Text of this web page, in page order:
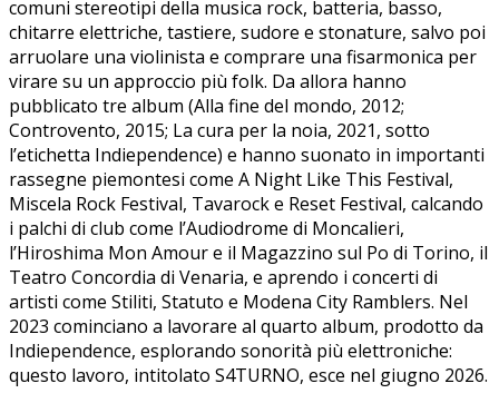
comuni stereotipi della musica rock, batteria, basso,
chitarre elettriche, tastiere, sudore e stonature, salvo poi
arruolare una violinista e comprare una fisarmonica per
virare su un approccio più folk. Da allora hanno
pubblicato tre album (Alla fine del mondo, 2012;
Controvento, 2015; La cura per la noia, 2021, sotto
l’etichetta Indiependence) e hanno suonato in importanti
rassegne piemontesi come A Night Like This Festival,
Miscela Rock Festival, Tavarock e Reset Festival, calcando
i palchi di club come l’Audiodrome di Moncalieri,
l’Hiroshima Mon Amour e il Magazzino sul Po di Torino, il
Teatro Concordia di Venaria, e aprendo i concerti di
artisti come Stiliti, Statuto e Modena City Ramblers. Nel
2023 cominciano a lavorare al quarto album, prodotto da
Indiependence, esplorando sonorità più elettroniche:
questo lavoro, intitolato S4TURNO, esce nel giugno 2026.